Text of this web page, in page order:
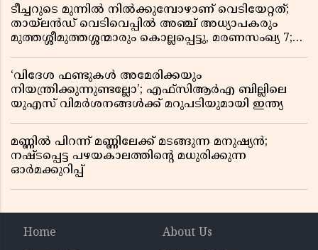
ടീച്ചറുടെ മുന്നിൽ നിൽക്കുമ്പോഴാണ് വെടിയേറ്റത്;
തായ്‌ലൻഡ് വെടിവെപ്പിൽ അഞ്ച് അധ്യാപകരും
മുത്തശ്ശീമുത്തശ്ശന്മാരും കൊല്ലപ്പെട്ടു, മരണസംഖ്യ 7;
‘വിദേശ ഫണ്ടുകൾ അമേരിക്കയും
നിയന്ത്രിക്കുന്നുണ്ടല്ലോ’; എഫ്സിആർഎ ബില്ലിലെ
യുഎസ് വിമർശനങ്ങൾക്ക് മറുപടിയുമായി ഇന്ത്യ
മണ്ണിൽ പിറന്ന് മണ്ണിലേക്ക് മടങ്ങുന്ന മനുഷ്യൻ;
നഷ്ടപ്പെട്ട പഴയകാലത്തിൻ്റെ മധുരിക്കുന്ന
ഓർമക്കുറിപ്പ്
Home
About Us